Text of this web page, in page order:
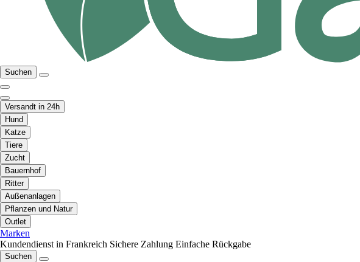
Suchen
Versandt in 24h
Hund
Katze
Tiere
Zucht
Bauernhof
Ritter
Außenanlagen
Pflanzen und Natur
Outlet
Marken
Kundendienst in Frankreich Sichere Zahlung Einfache Rückgabe
Suchen